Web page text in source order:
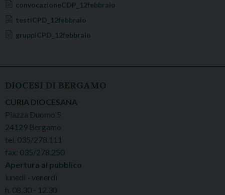
convocazioneCDP_12febbraio
testiCPD_12febbraio
gruppiCPD_12febbraio
DIOCESI DI BERGAMO
CURIA DIOCESANA
Piazza Duomo 5
24129 Bergamo
tel. 035/278.111
fax: 035/278.250
Apertura al pubblico
lunedì - venerdì
h. 08.30 - 12.30